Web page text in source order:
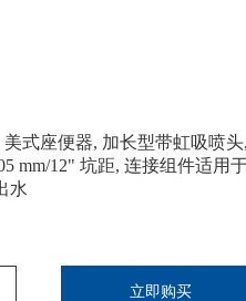
美式座便器, 加长型带虹吸喷
mm/12" 坑距, 连接组件适用
水
立即购买